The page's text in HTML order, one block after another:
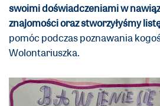
swoimi doświadczeniami w
znajomości oraz stworzyłyśmy
pomóc podczas poznawania
Wolontariuszka.